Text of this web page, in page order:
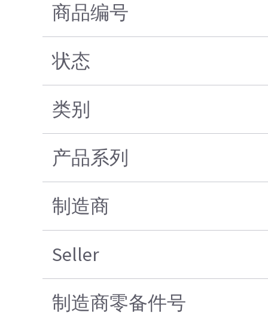
商品编号
状态
类别
产品系列
制造商
Seller
制造商零备件号